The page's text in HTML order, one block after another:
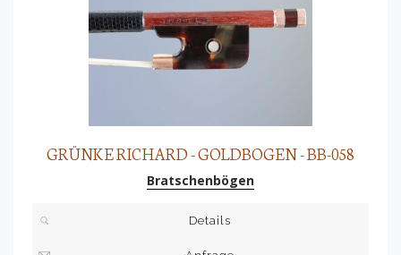
GRÜNKE RICHARD - GOLDBOGEN - BB-058
Bratschenbögen
Details